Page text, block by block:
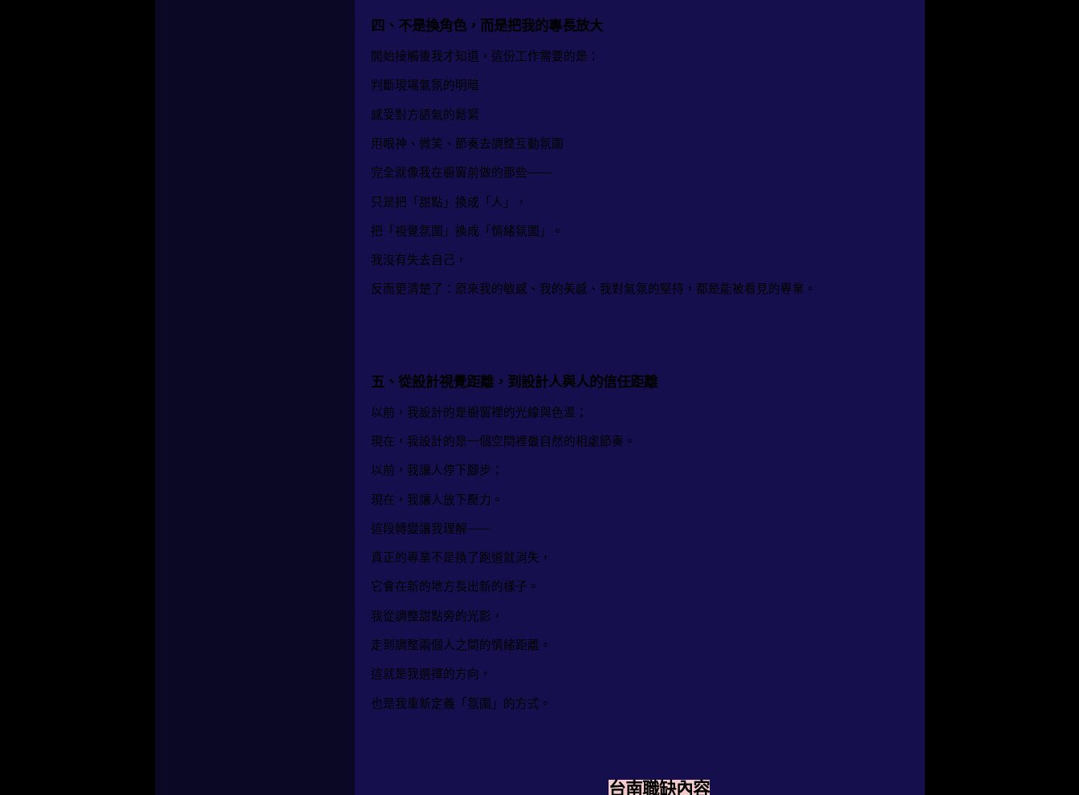
四、不是換角色，而是把我的專長放大
開始接觸後我才知道，這份工作需要的是：
判斷現場氣氛的明暗
感受對方語氣的鬆緊
用眼神、微笑、節奏去調整互動氛圍
完全就像我在櫥窗前做的那些——
只是把「甜點」換成「人」，
把「視覺氛圍」換成「情緒氛圍」。
我沒有失去自己，
反而更清楚了：原來我的敏感、我的美感、我對氣氛的堅持，都是能被看見的專業。
五、從設計視覺距離，到設計人與人的信任距離
以前，我設計的是櫥窗裡的光線與色溫；
現在，我設計的是一個空間裡最自然的相處節奏。
以前，我讓人停下腳步；
現在，我讓人放下壓力。
這段轉變讓我理解——
真正的專業不是換了跑道就消失，
它會在新的地方長出新的樣子。
我從調整甜點旁的光影，
走到調整兩個人之間的情緒距離。
這就是我選擇的方向，
也是我重新定義「氛圍」的方式。
台南職缺內容